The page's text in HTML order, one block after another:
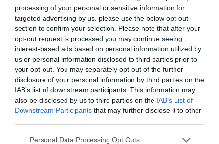
processing of your personal or sensitive information for
targeted advertising by us, please use the below opt-out
section to confirm your selection. Please note that after your
opt-out request is processed you may continue seeing
interest-based ads based on personal information utilized by
us or personal information disclosed to third parties prior to
your opt-out. You may separately opt-out of the further
disclosure of your personal information by third parties on the
IAB’s list of downstream participants. This information may
also be disclosed by us to third parties on the IAB’s List of
Downstream Participants that may further disclose it to other
Personal Data Processing Opt Outs
Horoskopai
Astrologė įvardijo
Zodiako ženklus, kuriems
šiandien reikėtų saugotis
toksiškų žmonių
Horoskopai
Rugpjūčio finansų
horoskopas: kuriems
Zodiako ženklams
atsivers naujos galimybės